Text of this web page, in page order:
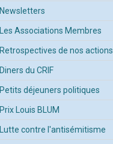
Newsletters
Les Associations Membres
Retrospectives de nos actions
Diners du CRIF
Petits déjeuners politiques
Prix Louis BLUM
Lutte contre l'antisémitisme